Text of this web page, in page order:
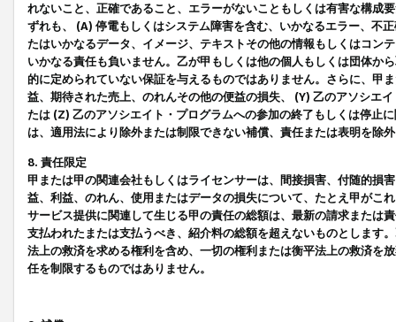
れないこと、正確であること、エラーがないこともしくは有害な構成
ずれも、 (A) 停電もしくはシステム障害を含む、いかなるエラー、不
たはいかなるデータ、イメージ、テキストその他の情報もしくはコン
いかなる責任も負いません。乙が甲もしくは他の個人もしくは団体か
的に定められていない保証を与えるものではありません。さらに、甲
益、期待された売上、のれんその他の便益の損失、 (Y) 乙のアソシエ
たは (Z) 乙のアソシエイト・プログラムへの参加の終了もしくは停止
は、適用法により除外または制限できない補償、責任または表明を除
8. 責任限定
甲または甲の関連会社もしくはライセンサーは、間接損害、付随的損
益、利益、のれん、使用またはデータの損失について、たとえ甲がこ
サービス提供に関連して生じる甲の責任の総額は、最新の請求または
支払われたまたは支払うべき、紹介料の総額を超えないものとします
法上の救済を求める権利を含め、一切の権利または衡平法上の救済を
任を制限するものではありません。